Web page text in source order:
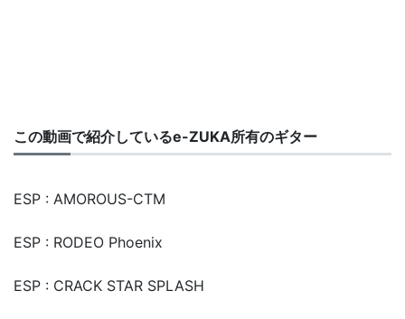
この動画で紹介しているe-ZUKA所有のギター
ESP : AMOROUS-CTM
ESP : RODEO Phoenix
ESP : CRACK STAR SPLASH